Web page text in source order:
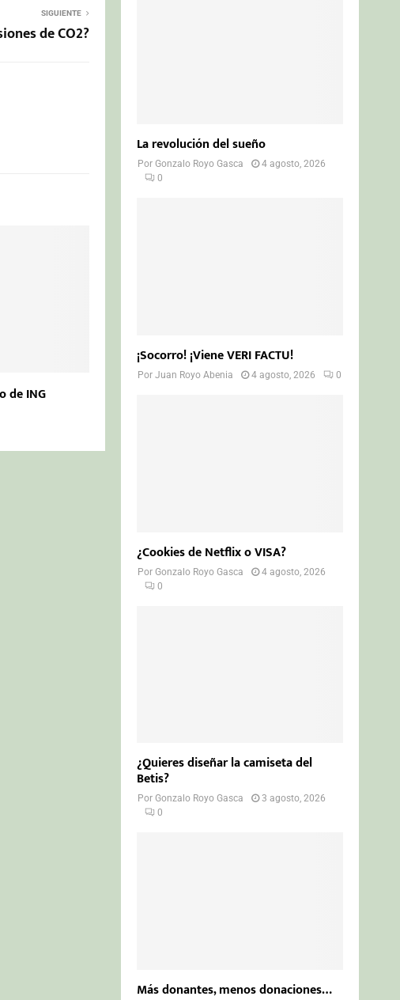
SIGUIENTE
de CO2?
de ING
La revolución del sueño
PorGonzalo Royo Gasca
4 agosto, 2026
0
¡Socorro! ¡Viene VERI FACTU!
PorJuan Royo Abenia 4 agosto, 2026 0
¿Cookies de Netflix o VISA?
PorGonzalo Royo Gasca
4 agosto, 2026
0
¿Quieres diseñar la camiseta del
Betis?
PorGonzalo Royo Gasca
3 agosto, 2026
0
Más donantes, menos donaciones…